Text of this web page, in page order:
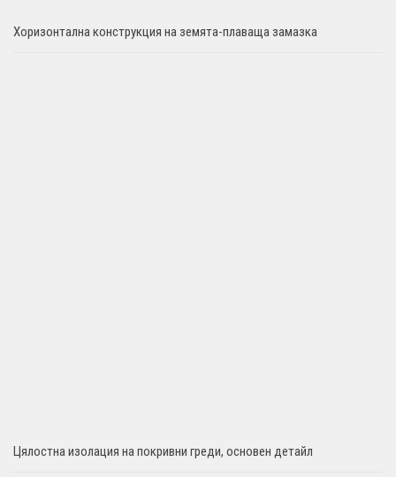
Хоризонтална конструкция на земята-плаваща замазка
Цялостна изолация на покривни греди, основен детайл